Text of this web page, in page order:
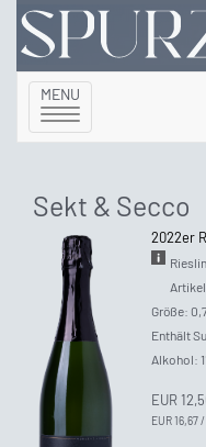
MENU
Toggle
navigation
Sekt & Secco
2022er
Größe:
Enthält
Alkohol:
EUR
EUR 16,67